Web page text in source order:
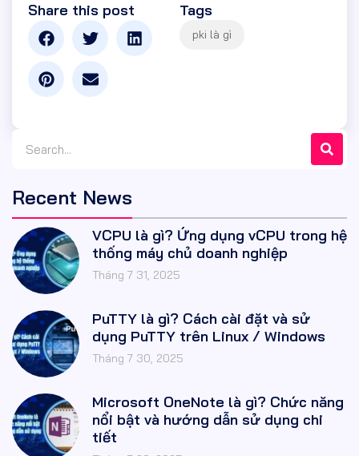
Share this post Tags
Recent News
VCPU là gì? Ứng dụng vCPU trong hệ
thống máy chủ doanh nghiệp
Tháng 7 31, 2025
PuTTY là gì? Cách cài đặt và sử
dụng PuTTY trên Linux / Windows
Tháng 7 30, 2025
Microsoft OneNote là gì? Chức năng
nổi bật và hướng dẫn sử dụng chi
tiết